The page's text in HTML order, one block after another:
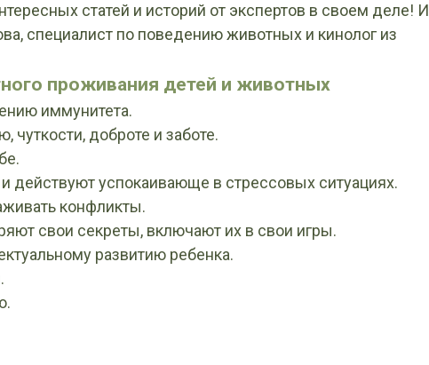
статей и историй от экспертов в своем деле! И
специалист по поведению животных и кинолог из
проживания детей и животных
иммунитета.
чуткости, доброте и заботе.
успокаивающе в стрессовых ситуациях.
конфликты.
свои секреты, включают их в свои игры.
развитию ребенка.